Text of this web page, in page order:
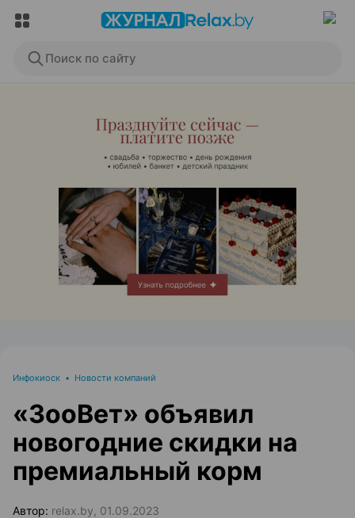
Поиск по сайту
ЭФФЕКТИВНАЯ РЕКЛАМА НА САЙТЕ
Инфокиоск • Новости компаний
«ЗооВет» объявил
новогодние скидки на
премиальный корм
Автор: relax.by, 01.09.2023